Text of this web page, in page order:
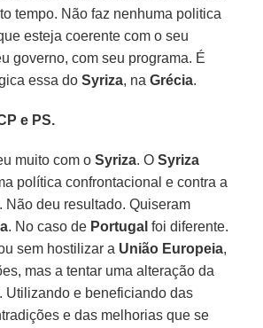
tempo. Não faz nenhuma politica
esteja coerente com o seu
governo, com seu programa. É
essa doSyriza, naGrécia.
e PS.
muito com oSyriza. OSyriza
política confrontacional e contra a
. Não deu resultado. Quiseram
. No caso de Portugal foi diferente.
sem hostilizar a União Europeia,
mas a tentar uma alteração da
Utilizando e beneficiando das
e das melhorias que se